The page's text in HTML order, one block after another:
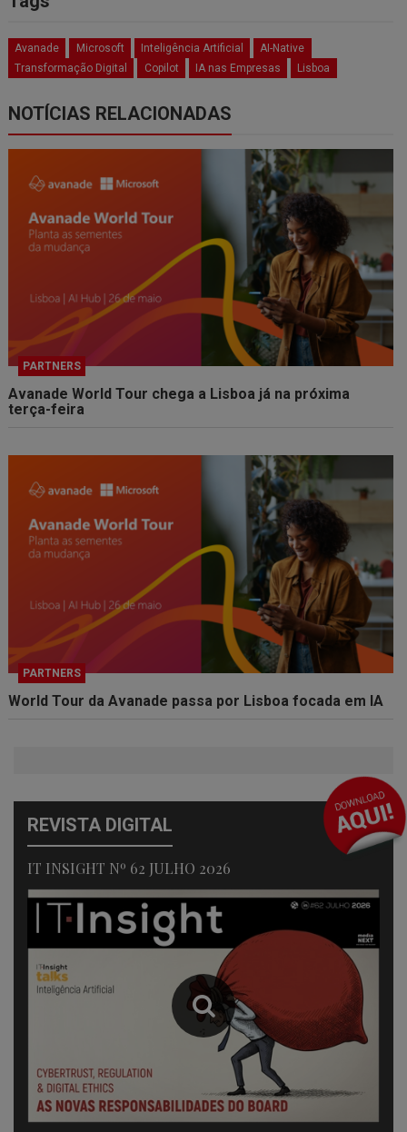
Avanade Microsoft Inteligência Artificial
AI-Native
Transformação Digital
Copilot IA nas Empresas Lisboa
NOTÍCIAS RELACIONADAS
PARTNERS
Avanade World Tour chega a Lisboa já na próxima
terça-feira
PARTNERS
World Tour da Avanade passa por Lisboa focada em IA
REVISTA DIGITAL
IT INSIGHT Nº 62 JULHO 2026